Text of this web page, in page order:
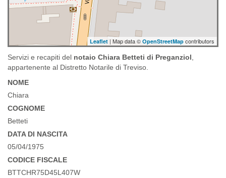
Leaflet | Map data © OpenStreetMap contributors
Servizi e recapiti del notaio Chiara Betteti di Preganziol
appartenente al Distretto Notarile di Treviso.
NOME
Chiara
COGNOME
Betteti
DATA DI NASCITA
05/04/1975
CODICE FISCALE
BTTCHR75D45L407W